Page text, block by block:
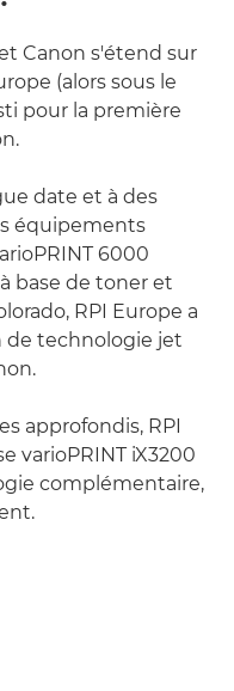
Canon s'étend sur
(alors sous le
pour la première
date et à des
équipements
6000
base de toner et
RPI Europe a
de technologie jet
approfondis, RPI
varioPRINT iX3200
complémentaire,